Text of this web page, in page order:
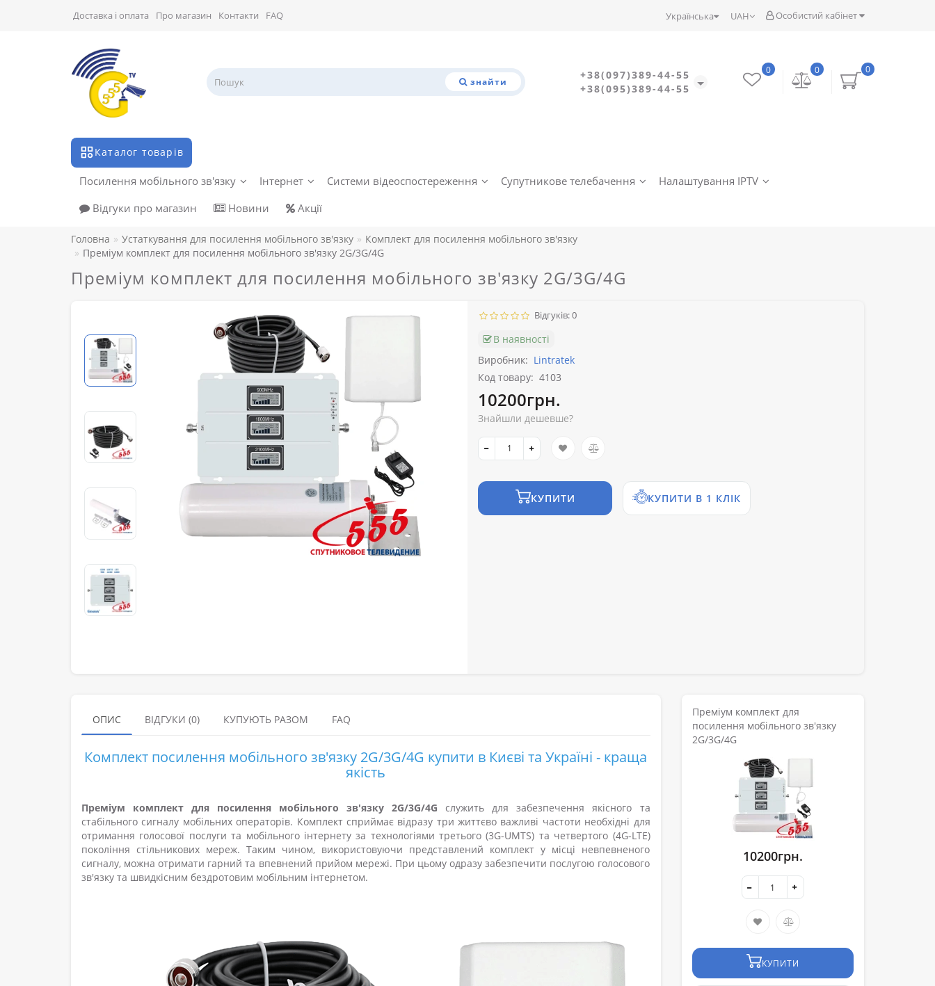
Особистий кабінет
UAH
Українська
Доставка і оплата Про магазин Контакти FAQ
знайти
+38(097)389-44-55
+38(095)389-44-55
0
0
0
Каталог товарів
Посилення мобільного зв'язку Інтернет Системи відеоспостереження Супутникове телебачення
Налаштування IPTV
Відгуки про магазин
Новини Акції
Головна Устаткування для посилення мобільного зв'язку
Комплект для посилення мобільного зв'язку
Преміум комплект для посилення мобільного зв'язку 2G/3G/4G
Преміум комплект для посилення мобільного зв'язку 2G/3G/4G
Відгуків: 0
В наявності
Виробник: Lintratek
Код товару: 4103
10200грн.
Знайшли дешевше?
КУПИТИ КУПИТИ В 1 КЛІК
ОПИС ВІДГУКИ (0) КУПУЮТЬ РАЗОМ FAQ
Комплект посилення мобільного зв'язку 2G/3G/4G купити в Києві та Україні - краща
якість
Преміум комплект для посилення мобільного зв'язку 2G/3G/4G
служить для забезпечення якісного та
стабільного сигналу мобільних операторів. Комплект сприймає відразу три життєво важливі частоти необхідні для
отримання голосової послуги та мобільного інтернету за технологіями третього (3G-UMTS) та четвертого (4G-LTE)
покоління стільникових мереж. Таким чином, використовуючи представлений комплект у місці невпевненого
сигналу, можна отримати гарний та впевнений прийом мережі. При цьому одразу забезпечити послугою голосового
зв'язку та швидкісним бездротовим мобільним інтернетом.
Преміум комплект для
посилення мобільного зв'язку
2G/3G/4G
10200грн.
КУПИТИ